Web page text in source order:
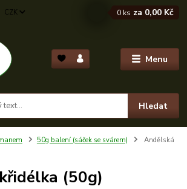
Menu
CZK
Hledat
0 ks za 0,00 Kč
50g balení (sáček se svárem)
Andělská
(50g)